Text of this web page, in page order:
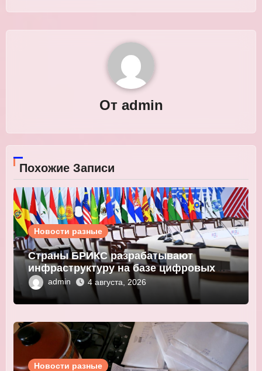
От admin
Похожие Записи
Новости разные
Страны БРИКС разрабатывают
инфраструктуру на базе цифровых
валют центробанков
admin 4 августа, 2026
Новости разные